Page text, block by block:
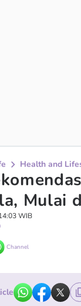
Health and
Mulai
WIB
Channel